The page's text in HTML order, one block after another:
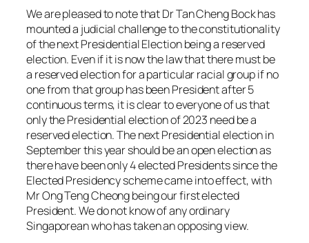
We are pleased to note that Dr Tan Cheng Bock has
mounted a judicial challenge to the constitutionality
of the next Presidential Election being a reserved
election. Even if it is now the law that there must be
a reserved election for a particular racial group if no
one from that group has been President after 5
continuous terms, it is clear to everyone of us that
only the Presidential election of 2023 need be a
reserved election. The next Presidential election in
September this year should be an open election as
there have been only 4 elected Presidents since the
Elected Presidency scheme came into effect, with
Mr Ong Teng Cheong being our first elected
President. We do not know of any ordinary
Singaporean who has taken an opposing view.